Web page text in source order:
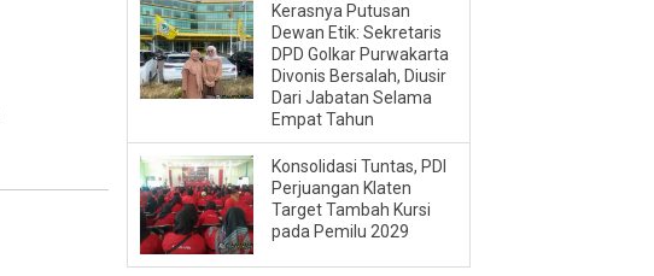
Kerasnya Putusan
Dewan Etik: Sekretaris
DPD Golkar Purwakarta
Divonis Bersalah, Diusir
Dari Jabatan Selama
Empat Tahun
Konsolidasi Tuntas, PDI
Perjuangan Klaten
Target Tambah Kursi
pada Pemilu 2029